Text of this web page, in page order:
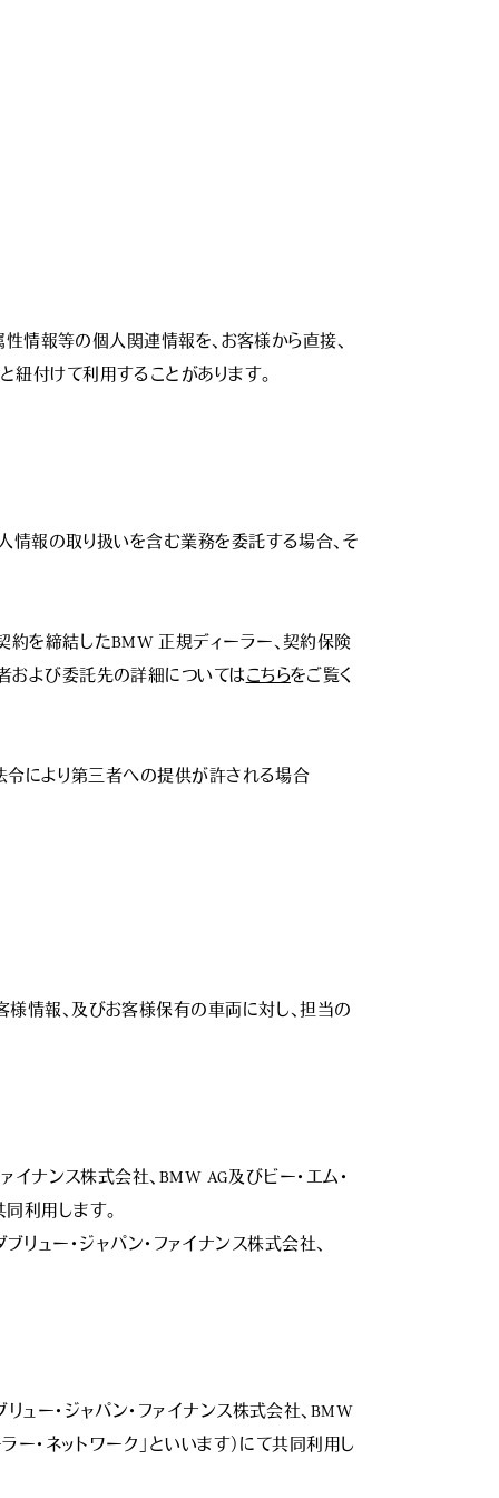
性情報等の個人関連情報を、お客様から直接、
紐付けて利用することがあります。
情報の取り扱いを含む業務を委託する場合、そ
約を締結したBMW 正規ディーラー、契約保険
および委託先の詳細についてはこちらをご覧く
令により第三者への提供が許される場合
情報、及びお客様保有の車両に対し、担当の
イナンス株式会社、BMW AG及びビー・エム・
利用します。
リュー・ジャパン・ファイナンス株式会社、
ュー・ジャパン・ファイナンス株式会社、BMW
ー・ネットワーク」といいます）にて共同利用し